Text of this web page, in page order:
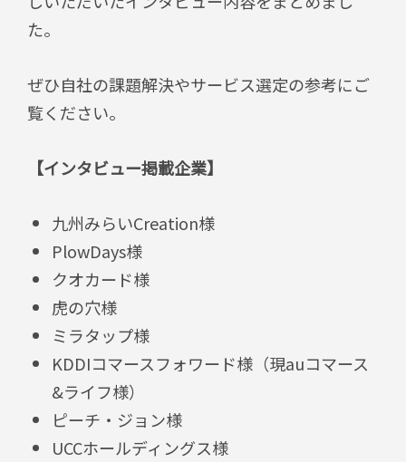
た。
ぜひ自社の課題解決やサービス選定の参考にご
覧ください。
【インタビュー掲載企業】
九州みらいCreation様
PlowDays様
クオカード様
虎の穴様
ミラタップ様
KDDIコマースフォワード様（現auコマース
&ライフ様）
ピーチ・ジョン様
UCCホールディングス様